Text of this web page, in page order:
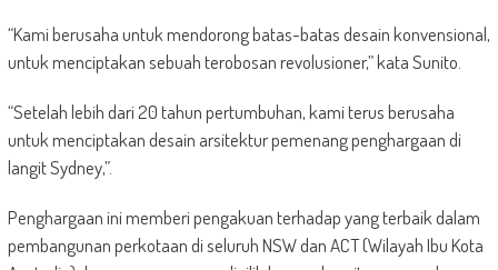
“Kami berusaha untuk mendorong batas-batas desain konvensional,
untuk menciptakan sebuah terobosan revolusioner,” kata Sunito.
“Setelah lebih dari 20 tahun pertumbuhan, kami terus berusaha
untuk menciptakan desain arsitektur pemenang penghargaan di
langit Sydney,”.
Penghargaan ini memberi pengakuan terhadap yang terbaik dalam
pembangunan perkotaan di seluruh NSW dan ACT (Wilayah Ibu Kota